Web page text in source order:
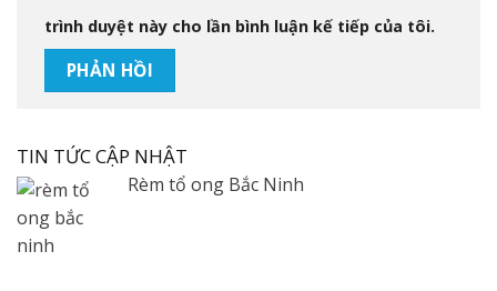
trình duyệt này cho lần bình luận kế tiếp của tôi.
TIN TỨC CẬP NHẬT
Rèm tổ ong Bắc Ninh